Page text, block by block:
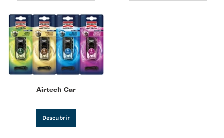
Airtech Car
Descubrir